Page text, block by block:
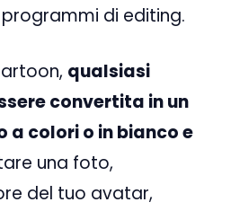
di editing.
qualsiasi
convertita in un
colori o in bianco e
una foto,
del tuo avatar,